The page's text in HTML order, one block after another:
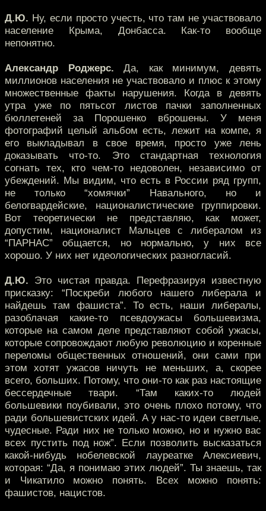
Д.Ю. Ну, если просто учесть, что там не участвовало
население Крыма, Донбасса. Как-то вообще
непонятно.
Александр Роджерс. Да, как минимум, девять
миллионов населения не участвовало и плюс к этому
множественные факты нарушения. Когда в девять
утра уже по пятьсот листов пачки заполненных
бюллетеней за Порошенко вброшены. У меня
фотографий целый альбом есть, лежит на компе, я
его выкладывал в свое время, просто уже лень
доказывать что-то. Это стандартная технология
согнать тех, кто чем-то недоволен, независимо от
убеждений. Мы видим, что есть в России ряд групп,
не только “хомячки” Навального, но и
белогвардейские, националистические группировки.
Вот теоретически не представляю, как может,
допустим, националист Мальцев с либералом из
“ПАРНАС” общается, но нормально, у них все
хорошо. У них нет идеологических разногласий.
Д.Ю. Это чистая правда. Перефразируя известную
присказку: “Поскреби любого нашего либерала и
найдешь там фашиста”. То есть, наши либералы,
разоблачая какие-то псевдоужасы большевизма,
которые на самом деле представляют собой ужасы,
которые сопровождают любую революцию и коренные
переломы общественных отношений, они сами при
этом хотят ужасов ничуть не меньших, а, скорее
всего, больших. Потому, что они-то как раз настоящие
бессердечные твари. “Там каких-то людей
большевики поубивали, это очень плохо потому, что
ради большевистских идей. А у нас-то идеи светлые,
чудесные. Ради них не только можно, но и нужно вас
всех пустить под нож”. Если позволить высказаться
какой-нибудь нобелевской лауреатке Алексиевич,
которая: “Да, я понимаю этих людей”. Ты знаешь, так
и Чикатило можно понять. Всех можно понять:
фашистов, нацистов.